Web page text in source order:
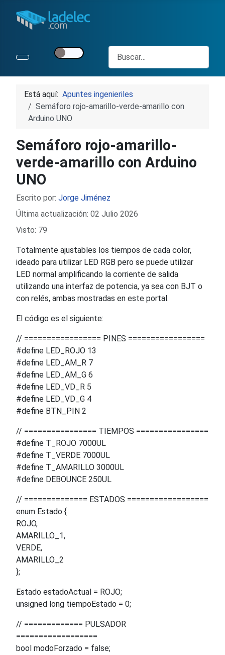
Buscar
Está aquí: Apuntes ingenieriles
Semáforo rojo-amarillo-verde-amarillo con
Arduino UNO
Semáforo rojo-amarillo-
verde-amarillo con Arduino
UNO
Detalles
Escrito por: Jorge Jiménez
Última actualización: 02 Julio 2026
Visto: 79
Totalmente ajustables los tiempos de cada color,
ideado para utilizar LED RGB pero se puede utilizar
LED normal amplificando la corriente de salida
utilizando una interfaz de potencia, ya sea con BJT o
con relés, ambas mostradas en este portal.
El código es el siguiente:
// ================= PINES =================
#define LED_ROJO 13
#define LED_AM_R 7
#define LED_AM_G 6
#define LED_VD_R 5
#define LED_VD_G 4
#define BTN_PIN 2
// ================ TIEMPOS ================
#define T_ROJO 7000UL
#define T_VERDE 7000UL
#define T_AMARILLO 3000UL
#define DEBOUNCE 250UL
// ============== ESTADOS ==================
enum Estado {
ROJO,
AMARILLO_1,
VERDE,
AMARILLO_2
};
Estado estadoActual = ROJO;
unsigned long tiempoEstado = 0;
// ============= PULSADOR
==================
bool modoForzado = false;